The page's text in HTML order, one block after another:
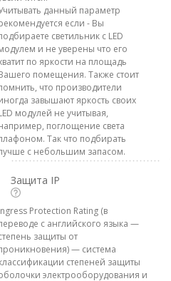
данный параметр
если - Вы
светильник с LED
и не уверены что его
по яркости на площадь
помещения. Также стоит
что производители
завышают яркость своих
модулей не учитывая,
поглощение света
Так что подбирать
с небольшим запасом.
Защита IP
Protection Rating (в
с английского языка —
защиты от
— система
степеней защиты
электрооборудования и